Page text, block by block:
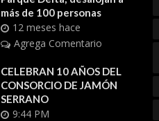
más de 100 personas
12 meses hace
Agrega Comentario
CELEBRAN 10 AÑOS DEL
CONSORCIO DE JAMÓN
SERRANO
9:44 PM